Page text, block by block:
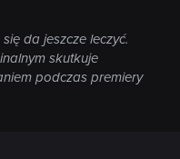
da jeszcze leczyć.
skutkuje
podczas premiery